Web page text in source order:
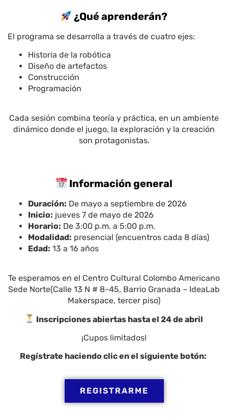
¿Qué aprenderán?
El programa se desarrolla a través de cuatro ejes:
Historia de la robótica
Diseño de artefactos
Construcción
Programación
Cada sesión combina teoría y práctica, en un ambiente
dinámico donde el juego, la exploración y la creación
son protagonistas.
Información general
Duración: De mayo a septiembre de 2026
Inicio: jueves 7 de mayo de 2026
Horario: De 3:00 p.m. a 5:00 p.m.
Modalidad: presencial (encuentros cada 8 días)
Edad: 13 a 16 años
Te esperamos en el Centro Cultural Colombo Americano
Sede Norte(Calle 13 N # 8-45, Barrio Granada – IdeaLab
Makerspace, tercer piso)
Inscripciones abiertas hasta el 24 de abril
¡Cupos limitados!
Regístrate haciendo clic en el siguiente botón:
REGISTRARME